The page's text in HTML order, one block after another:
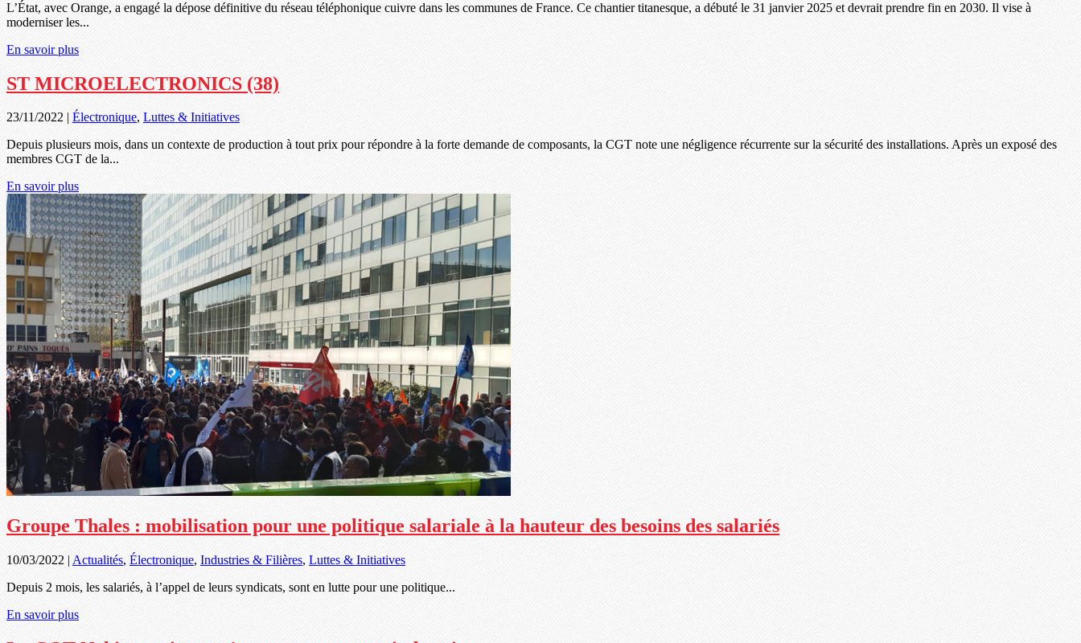
L’État, avec Orange, a engagé la dépose définitive du réseau téléphonique cuivre dans les communes de France. Ce chantier titanesque, a débuté le 31 janvier 2025 et devrait prendre fin en 2030. Il vise à
moderniser les...
En savoir plus
ST MICROELECTRONICS (38)
23/11/2022 | Électronique, Luttes & Initiatives
Depuis plusieurs mois, dans un contexte de production à tout prix pour répondre à la forte demande de composants, la CGT note une négligence récurrente sur la sécurité des installations. Après un exposé des
membres CGT de la...
En savoir plus
Groupe Thales : mobilisation pour une politique salariale à la hauteur des besoins des salariés
10/03/2022 | Actualités, Électronique, Industries & Filières, Luttes & Initiatives
Depuis 2 mois, les salariés, à l’appel de leurs syndicats, sont en lutte pour une politique...
En savoir plus